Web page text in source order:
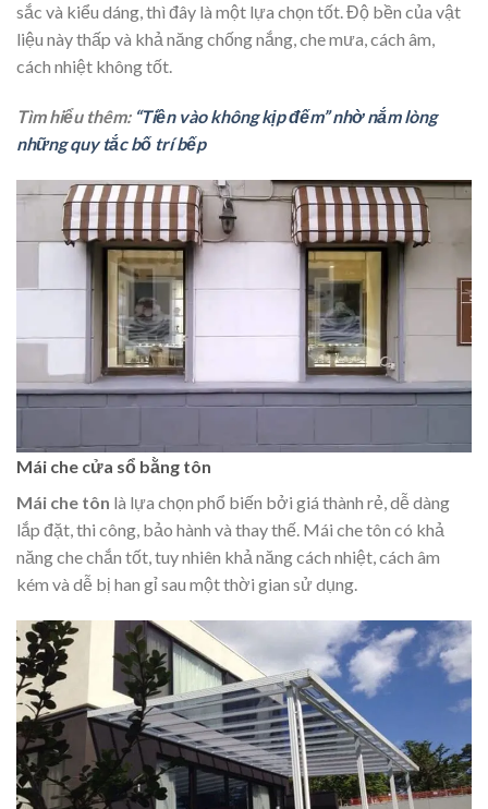
sắc và kiểu dáng, thì đây là một lựa chọn tốt. Độ bền của vật
liệu này thấp và khả năng chống nắng, che mưa, cách âm,
cách nhiệt không tốt.
Tìm hiểu thêm: “Tiền vào không kịp đếm” nhờ nắm lòng
những quy tắc bố trí bếp
Mái che cửa sổ bằng tôn
Mái che tôn là lựa chọn phổ biến bởi giá thành rẻ, dễ dàng
lắp đặt, thi công, bảo hành và thay thế. Mái che tôn có khả
năng che chắn tốt, tuy nhiên khả năng cách nhiệt, cách âm
kém và dễ bị han gỉ sau một thời gian sử dụng.